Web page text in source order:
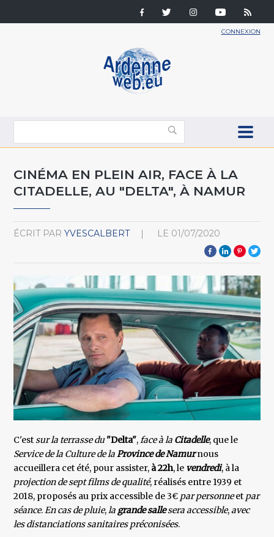
CONNEXION
CINÉMA EN PLEIN AIR, FACE À LA
CITADELLE, AU "DELTA", À NAMUR
ÉCRIT PAR YVESCALBERT LE 01/07/2020
C'estsur la terrasse du"Delta",face à la Citadelle, que le
Service de la Culture de laProvince de Namurnous
accueillera cet été, pour assister, à 22h, le vendredi, à la
projection de sept films de qualité, réalisés entre 1939 et
2018, proposés au prix accessible de 3€ par personneet par
séance.En cas de pluie,la grande sallesera accessible,avec
les distanciations sanitaires préconisées.